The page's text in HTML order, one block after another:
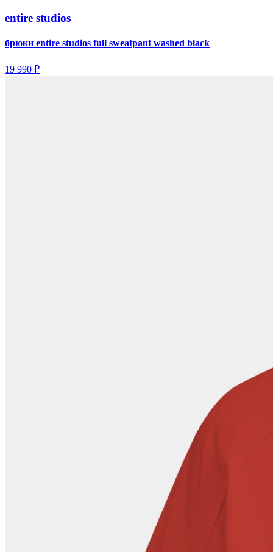
entire studios
брюки entire studios full sweatpant washed black
19 990 ₽